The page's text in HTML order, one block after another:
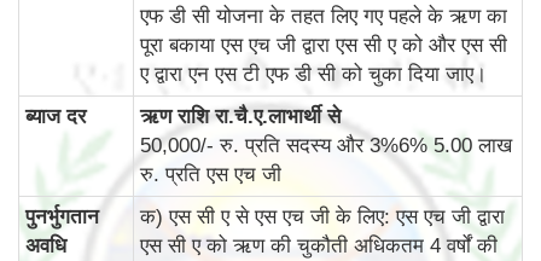
एफ डी सी योजना के तहत लिए गए पहले के ऋण का
पूरा बकाया एस एच जी द्वारा एस सी ए को और एस सी
ए द्वारा एन एस टी एफ डी सी को चुका दिया जाए।
ब्‍याज दर
ऋण राशि रा.चै.ए.लाभार्थी से
50,000/- रु. प्रति सदस्य और 3%6% 5.00 लाख
रु. प्रति एस एच जी
पुनर्भुगतान
अवधि
क) एस सी ए से एस एच जी के लिए: एस एच जी द्वारा
एस सी ए को ऋण की चुकौती अधिकतम 4 वर्षों की